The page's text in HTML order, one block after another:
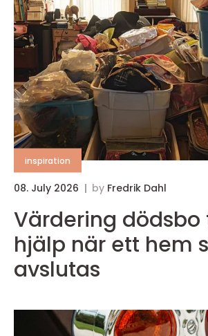
inspiration
08. July 2026 by Fredrik Dahl
Värdering dödsbo trygg
hjälp när ett hem
avslutas